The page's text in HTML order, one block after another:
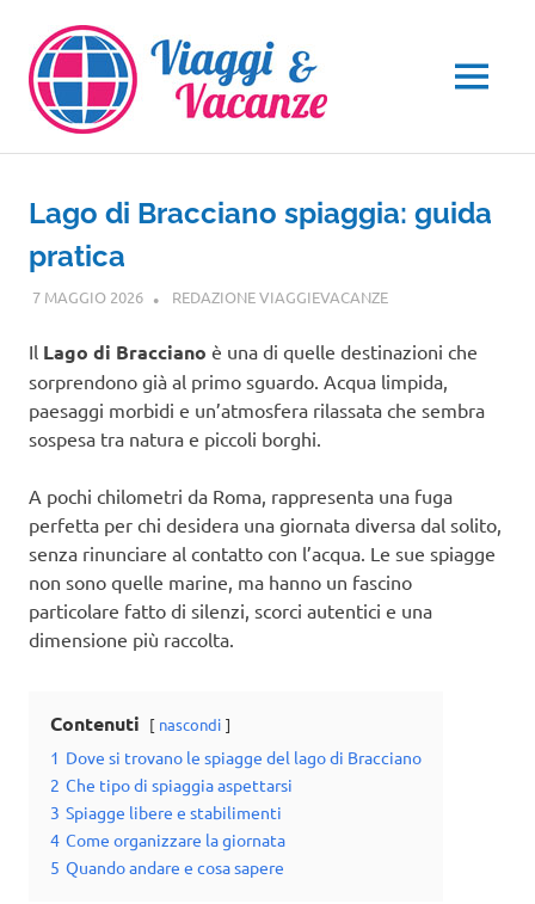
contenuto
MENU
Lago di Bracciano spiaggia: guida
pratica
7 MAGGIO 2026 REDAZIONE VIAGGIEVACANZEGUIDE
Il Lago di Bracciano è una di quelle destinazioni che
sorprendono già al primo sguardo. Acqua limpida,
paesaggi morbidi e un’atmosfera rilassata che sembra
sospesa tra natura e piccoli borghi.
A pochi chilometri da Roma, rappresenta una fuga
perfetta per chi desidera una giornata diversa dal solito,
senza rinunciare al contatto con l’acqua. Le sue spiagge
non sono quelle marine, ma hanno un fascino
particolare fatto di silenzi, scorci autentici e una
dimensione più raccolta.
Contenuti nascondi
1 Dove si trovano le spiagge del lago di Bracciano
2 Che tipo di spiaggia aspettarsi
3 Spiagge libere e stabilimenti
4 Come organizzare la giornata
5 Quando andare e cosa sapere